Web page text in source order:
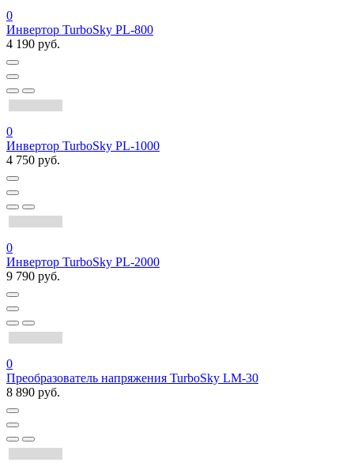
0
Инвертор TurboSky PL-800
4 190 руб.
0
Инвертор TurboSky PL-1000
4 750 руб.
0
Инвертор TurboSky PL-2000
9 790 руб.
0
Преобразователь напряжения TurboSky LM-30
8 890 руб.